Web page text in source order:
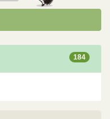
184